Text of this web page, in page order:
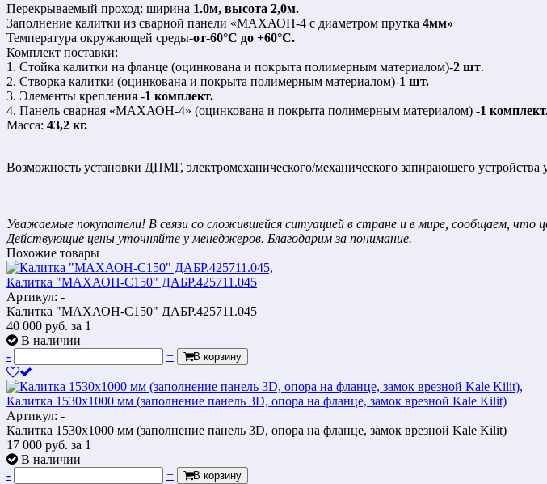
Перекрываемый проход: ширина 1.0м, высота 2,0м.
Заполнение калитки из сварной панели «МАХАОН-4 с диаметром прутка 4мм»
Температура окружающей среды-от-60°С до +60°С.
Комплект поставки:
1. Стойка калитки на фланце (оцинкована и покрыта полимерным материалом)-2 шт.
2. Створка калитки (оцинкована и покрыта полимерным материалом)-1 шт.
3. Элементы крепления -1 комплект.
4. Панель сварная «МАХАОН-4» (оцинкована и покрыта полимерным материалом) -1
Масса: 43,2 кг.
Возможность установки ДПМГ, электромеханического/механического запирающего устройства
Уважаемые покупатели! В связи со сложившейся ситуацией в стране и в мире, сообщаем,
Действующие цены уточняйте у менеджеров. Благодарим за понимание.
Похожие товары
Калитка "МАХАОН-С150" ДАБР.425711.045
Артикул: -
Калитка "МАХАОН-С150" ДАБР.425711.045
40 000 руб. за 1
В наличии
-
+ В корзину
Калитка 1530х1000 мм (заполнение панель 3D, опора на фланце, замок врезной Kale Kilit)
Артикул: -
Калитка 1530х1000 мм (заполнение панель 3D, опора на фланце, замок врезной Kale Kilit)
17 000 руб. за 1
В наличии
-
+ В корзину